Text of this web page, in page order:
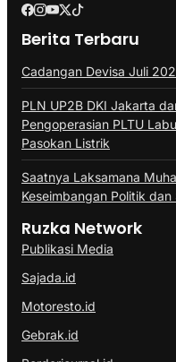
Berita Terbaru
Cadangan Devisa Juli
PLN UP2B DKI Jakarta
Pengoperasian PLTU
Pasokan Listrik
Saatnya Laksamana
Keseimbangan Politik
Ruzka Network
Publikasi Media
Sajada.id
Motoresto.id
Gebrak.id